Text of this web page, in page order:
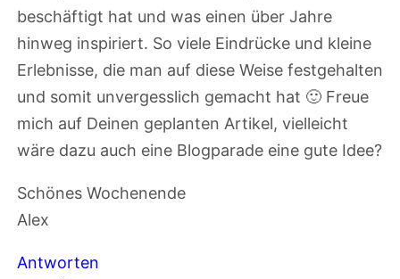
beschäftigt hat und was einen über Jahre
hinweg inspiriert. So viele Eindrücke und kleine
Erlebnisse, die man auf diese Weise festgehalten
und somit unvergesslich gemacht hat 🙂 Freue
mich auf Deinen geplanten Artikel, vielleicht
wäre dazu auch eine Blogparade eine gute Idee?
Schönes Wochenende
Alex
Antworten